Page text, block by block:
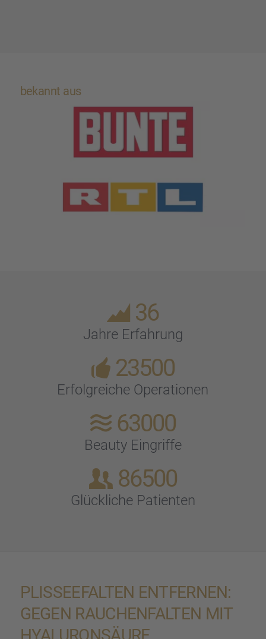
bekannt aus
36
Jahre Erfah­rung
23500
Erfolg­rei­che Opera­tio­nen
63000
Beauty Eingriffe
86500
Glück­li­che Patien­ten
PLISSEE­FAL­TEN ENTFER­NEN:
GEGEN RAUCHEN­FAL­TEN MIT
HYALU­RON­SÄURE